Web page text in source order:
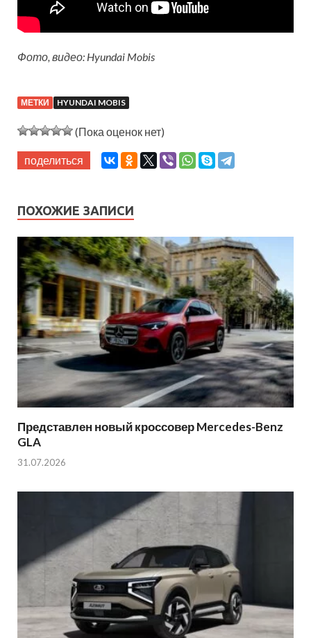
Фото, видео: Hyundai Mobis
МЕТКИ HYUNDAI MOBIS
(Пока оценок нет)
поделиться
ПОХОЖИЕ ЗАПИСИ
Представлен новый кроссовер Mercedes-Benz
GLA
31.07.2026